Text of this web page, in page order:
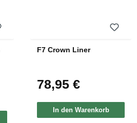
F7 Crown Liner
Regulärer Preis:
78,95 €
In den Warenkorb